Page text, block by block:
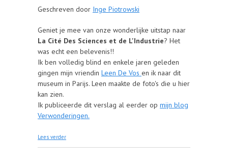
Geschreven door Inge Piotrowski
Geniet je mee van onze wonderlijke uitstap naar
La Cité Des Sciences et de L'Industrie? Het
was echt een belevenis!!
Ik ben volledig blind en enkele jaren geleden
gingen mijn vriendin Leen De Vos en ik naar dit
museum in Parijs. Leen maakte de foto's die u hier
kan zien.
Ik publiceerde dit verslag al eerder op mijn blog
Verwonderingen.
Lees verder